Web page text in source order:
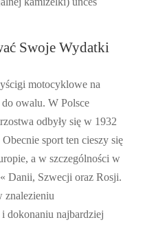
Swoje Wydatki
motocyklowe na
do owalu. W Polsce
odbyły się w 1932
sport ten cieszy się
a w szczególności w
Danii, Szwecji oraz Rosji.
znalezieniu
dokonaniu najbardziej